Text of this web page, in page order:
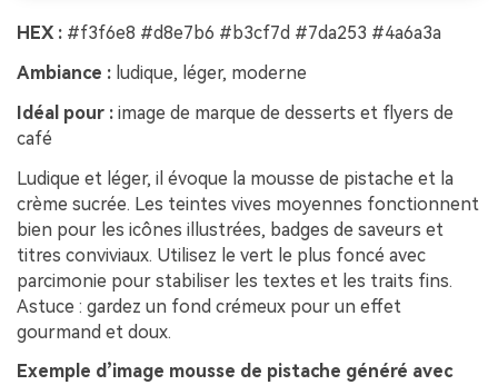
HEX : #f3f6e8 #d8e7b6 #b3cf7d #7da253 #4a6a3a
Ambiance : ludique, léger, moderne
Idéal pour : image de marque de desserts et flyers de
café
Ludique et léger, il évoque la mousse de pistache et la
crème sucrée. Les teintes vives moyennes fonctionnent
bien pour les icônes illustrées, badges de saveurs et
titres conviviaux. Utilisez le vert le plus foncé avec
parcimonie pour stabiliser les textes et les traits fins.
Astuce : gardez un fond crémeux pour un effet
gourmand et doux.
Exemple d’image mousse de pistache généré avec